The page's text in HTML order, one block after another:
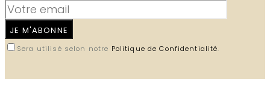
JE M'ABONNE
Sera utilisé selon notre Politique de Confidentialité.